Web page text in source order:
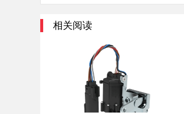
相关阅读